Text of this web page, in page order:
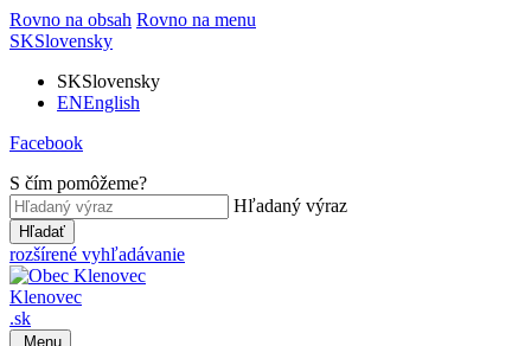
Rovno na obsah Rovno na menu
SKSlovensky
SKSlovensky
ENEnglish
Facebook
S čím pomôžeme?
Hľadaný výraz
Hľadať
rozšírené vyhľadávanie
Klenovec
.sk
Menu